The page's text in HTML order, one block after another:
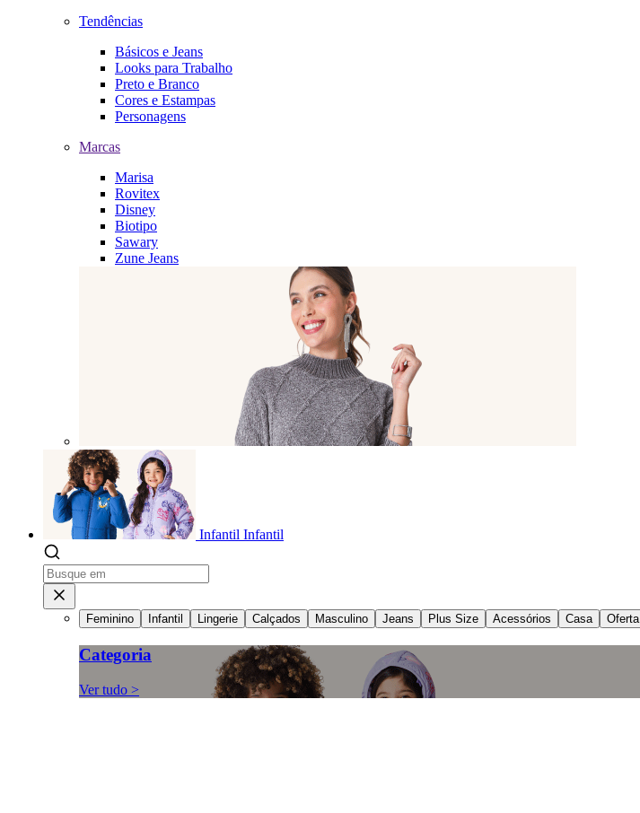
Tendências
Básicos e Jeans
Looks para Trabalho
Preto e Branco
Cores e Estampas
Personagens
Marcas
Marisa
Rovitex
Disney
Biotipo
Sawary
Zune Jeans
Infantil Infantil
Feminino Infantil Lingerie Calçados Masculino Jeans Plus Size Acessórios Casa Oferta
Categoria
Ver tudo >